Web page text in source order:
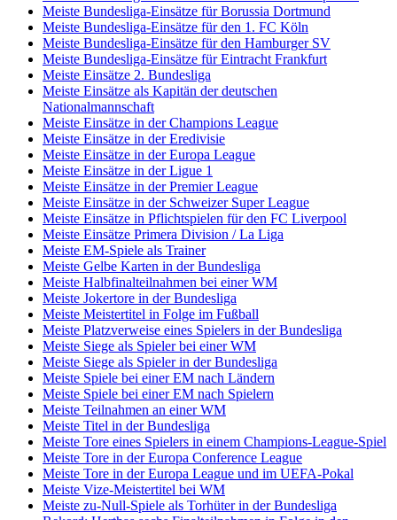
Meiste Bundesliga-Einsätze für Borussia Dortmund
Meiste Bundesliga-Einsätze für den 1. FC Köln
Meiste Bundesliga-Einsätze für den Hamburger SV
Meiste Bundesliga-Einsätze für Eintracht Frankfurt
Meiste Einsätze 2. Bundesliga
Meiste Einsätze als Kapitän der deutschen
Nationalmannschaft
Meiste Einsätze in der Champions League
Meiste Einsätze in der Eredivisie
Meiste Einsätze in der Europa League
Meiste Einsätze in der Ligue 1
Meiste Einsätze in der Premier League
Meiste Einsätze in der Schweizer Super League
Meiste Einsätze in Pflichtspielen für den FC Liverpool
Meiste Einsätze Primera Division / La Liga
Meiste EM-Spiele als Trainer
Meiste Gelbe Karten in der Bundesliga
Meiste Halbfinalteilnahmen bei einer WM
Meiste Jokertore in der Bundesliga
Meiste Meistertitel in Folge im Fußball
Meiste Platzverweise eines Spielers in der Bundesliga
Meiste Siege als Spieler bei einer WM
Meiste Siege als Spieler in der Bundesliga
Meiste Spiele bei einer EM nach Ländern
Meiste Spiele bei einer EM nach Spielern
Meiste Teilnahmen an einer WM
Meiste Titel in der Bundesliga
Meiste Tore eines Spielers in einem Champions-League-Spiel
Meiste Tore in der Europa Conference League
Meiste Tore in der Europa League und im UEFA-Pokal
Meiste Vize-Meistertitel bei WM
Meiste zu-Null-Spiele als Torhüter in der Bundesliga